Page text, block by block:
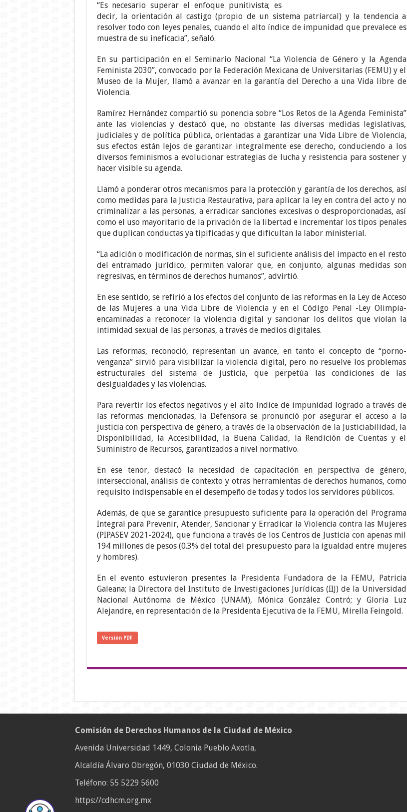
“Es necesario superar el enfoque punitivista; es
decir, la orientación al castigo (propio de un sistema patriarcal) y la tendencia a
resolver todo con leyes penales, cuando el alto índice de impunidad que prevalece es
muestra de su ineficacia”, señaló.
En su participación en el Seminario Nacional “La Violencia de Género y la Agenda
Feminista 2030”, convocado por la Federación Mexicana de Universitarias (FEMU) y el
Museo de la Mujer, llamó a avanzar en la garantía del Derecho a una Vida libre de
Violencia.
Ramírez Hernández compartió su ponencia sobre “Los Retos de la Agenda Feminista”
ante las violencias y destacó que, no obstante las diversas medidas legislativas,
judiciales y de política pública, orientadas a garantizar una Vida Libre de Violencia,
sus efectos están lejos de garantizar integralmente ese derecho, conduciendo a los
diversos feminismos a evolucionar estrategias de lucha y resistencia para sostener y
hacer visible su agenda.
Llamó a ponderar otros mecanismos para la protección y garantía de los derechos, así
como medidas para la Justicia Restaurativa, para aplicar la ley en contra del acto y no
criminalizar a las personas, a erradicar sanciones excesivas o desproporcionadas, así
como el uso mayoritario de la privación de la libertad e incrementar los tipos penales
que duplican conductas ya tipificadas y que dificultan la labor ministerial.
“La adición o modificación de normas, sin el suficiente análisis del impacto en el resto
del entramado jurídico, permiten valorar que, en conjunto, algunas medidas son
regresivas, en términos de derechos humanos”, advirtió.
En ese sentido, se refirió a los efectos del conjunto de las reformas en la Ley de Acceso
de las Mujeres a una Vida Libre de Violencia y en el Código Penal -Ley Olimpia-
encaminadas a reconocer la violencia digital y sancionar los delitos que violan la
intimidad sexual de las personas, a través de medios digitales.
Las reformas, reconoció, representan un avance, en tanto el concepto de “porno-
venganza” sirvió para visibilizar la violencia digital, pero no resuelve los problemas
estructurales del sistema de justicia, que perpetúa las condiciones de las
desigualdades y las violencias.
Para revertir los efectos negativos y el alto índice de impunidad logrado a través de
las reformas mencionadas, la Defensora se pronunció por asegurar el acceso a la
justicia con perspectiva de género, a través de la observación de la Justiciabilidad, la
Disponibilidad, la Accesibilidad, la Buena Calidad, la Rendición de Cuentas y el
Suministro de Recursos, garantizados a nivel normativo.
En ese tenor, destacó la necesidad de capacitación en perspectiva de género,
interseccional, análisis de contexto y otras herramientas de derechos humanos, como
requisito indispensable en el desempeño de todas y todos los servidores públicos.
Además, de que se garantice presupuesto suficiente para la operación del Programa
Integral para Prevenir, Atender, Sancionar y Erradicar la Violencia contra las Mujeres
(PIPASEV 2021-2024), que funciona a través de los Centros de Justicia con apenas mil
194 millones de pesos (0.3% del total del presupuesto para la igualdad entre mujeres
y hombres).
En el evento estuvieron presentes la Presidenta Fundadora de la FEMU, Patricia
Galeana; la Directora del Instituto de Investigaciones Jurídicas (IIJ) de la Universidad
Nacional Autónoma de México (UNAM), Mónica González Contró; y Gloria Luz
Alejandre, en representación de la Presidenta Ejecutiva de la FEMU, Mirella Feingold.
Versión PDF
Comisión de Derechos Humanos de la Ciudad de México
Avenida Universidad 1449, Colonia Pueblo Axotla,
Alcaldía Álvaro Obregón, 01030 Ciudad de México.
Teléfono: 55 5229 5600
https://cdhcm.org.mx